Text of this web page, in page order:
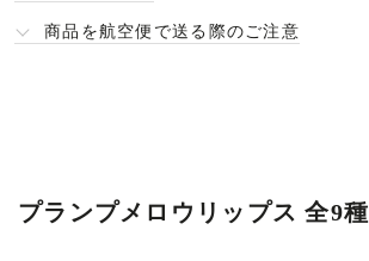
商品を航空便で送る際のご注意
プランプメロウリップス 全9種